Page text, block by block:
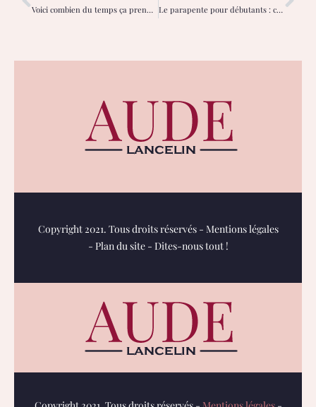
Voici combien du temps ça prend pour passer son permis bateau ! Le parapente pour débutants : conseils pour un baptême réussi
Copyright 2021. Tous droits réservés - Mentions légales
- Plan du site- Dites-nous tout !